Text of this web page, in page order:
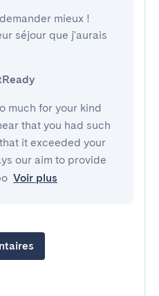
mieux !
séjour que j'aurais
much for your kind
that you had such
it exceeded your
our aim to provide
Voir plus